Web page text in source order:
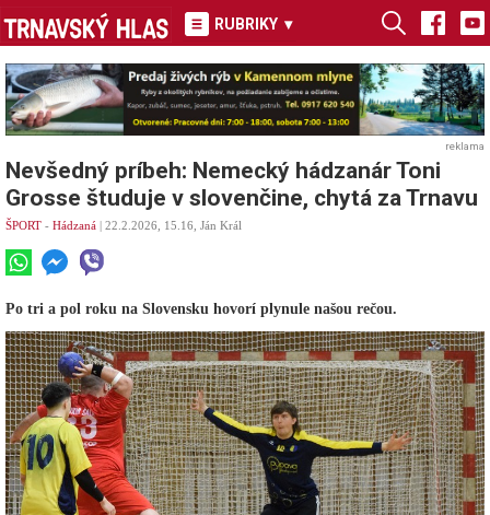
RUBRIKY ▾
reklama
Nevšedný príbeh: Nemecký hádzanár Toni
Grosse študuje v slovenčine, chytá za Trnavu
ŠPORT - Hádzaná | 22.2.2026, 15.16, Ján Král
Po tri a pol roku na Slovensku hovorí plynule našou rečou.